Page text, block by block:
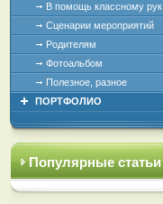
В помощь классному рук.
Сценарии мероприятий
Родителям
Фотоальбом
Полезное, разное
ПОРТФОЛИО
Популярные статьи